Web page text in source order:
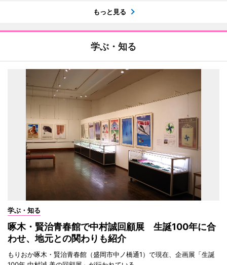
もっと見る
学ぶ・知る
学ぶ・知る
啄木・賢治青春館で中村誠回顧展 生誕100年に合
わせ、地元との関わりも紹介
もりおか啄木・賢治青春館（盛岡市中ノ橋通1）で現在、企画展「生誕